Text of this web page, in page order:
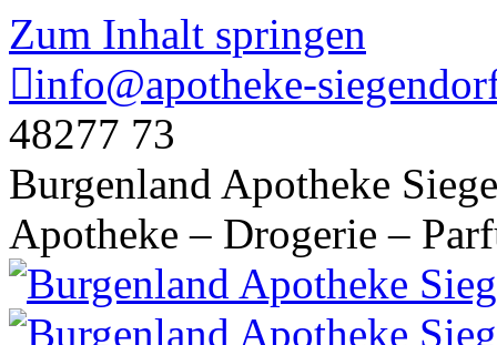
Zum Inhalt springen
info@apotheke-
48277 73
Burgenland Apotheke
Apotheke – Drogerie –